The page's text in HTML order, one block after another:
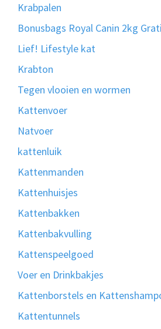
Krabpalen
Bonusbags Royal Canin 2kg
Lief! Lifestyle kat
Krabton
Tegen vlooien en wormen
Kattenvoer
Natvoer
kattenluik
Kattenmanden
Kattenhuisjes
Kattenbakken
Kattenbakvulling
Kattenspeelgoed
Voer en Drinkbakjes
Kattenborstels en
Kattentunnels